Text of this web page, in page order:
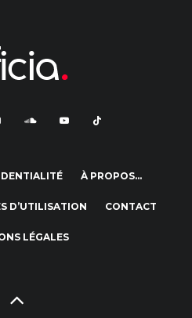
À PROPOS…
D’UTILISATION CONTACT
LÉGALES